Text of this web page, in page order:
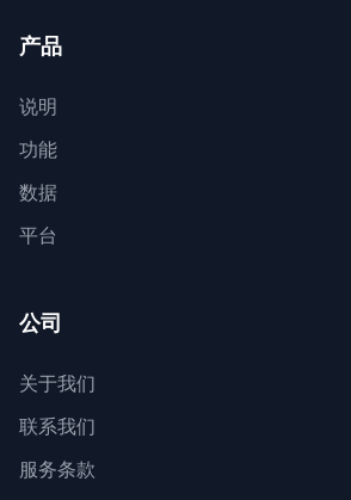
产品
说明
功能
数据
平台
公司
关于我们
联系我们
服务条款